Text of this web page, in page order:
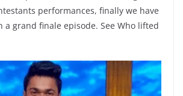
performances, finally we have
a grand finale episode. See Who lifted